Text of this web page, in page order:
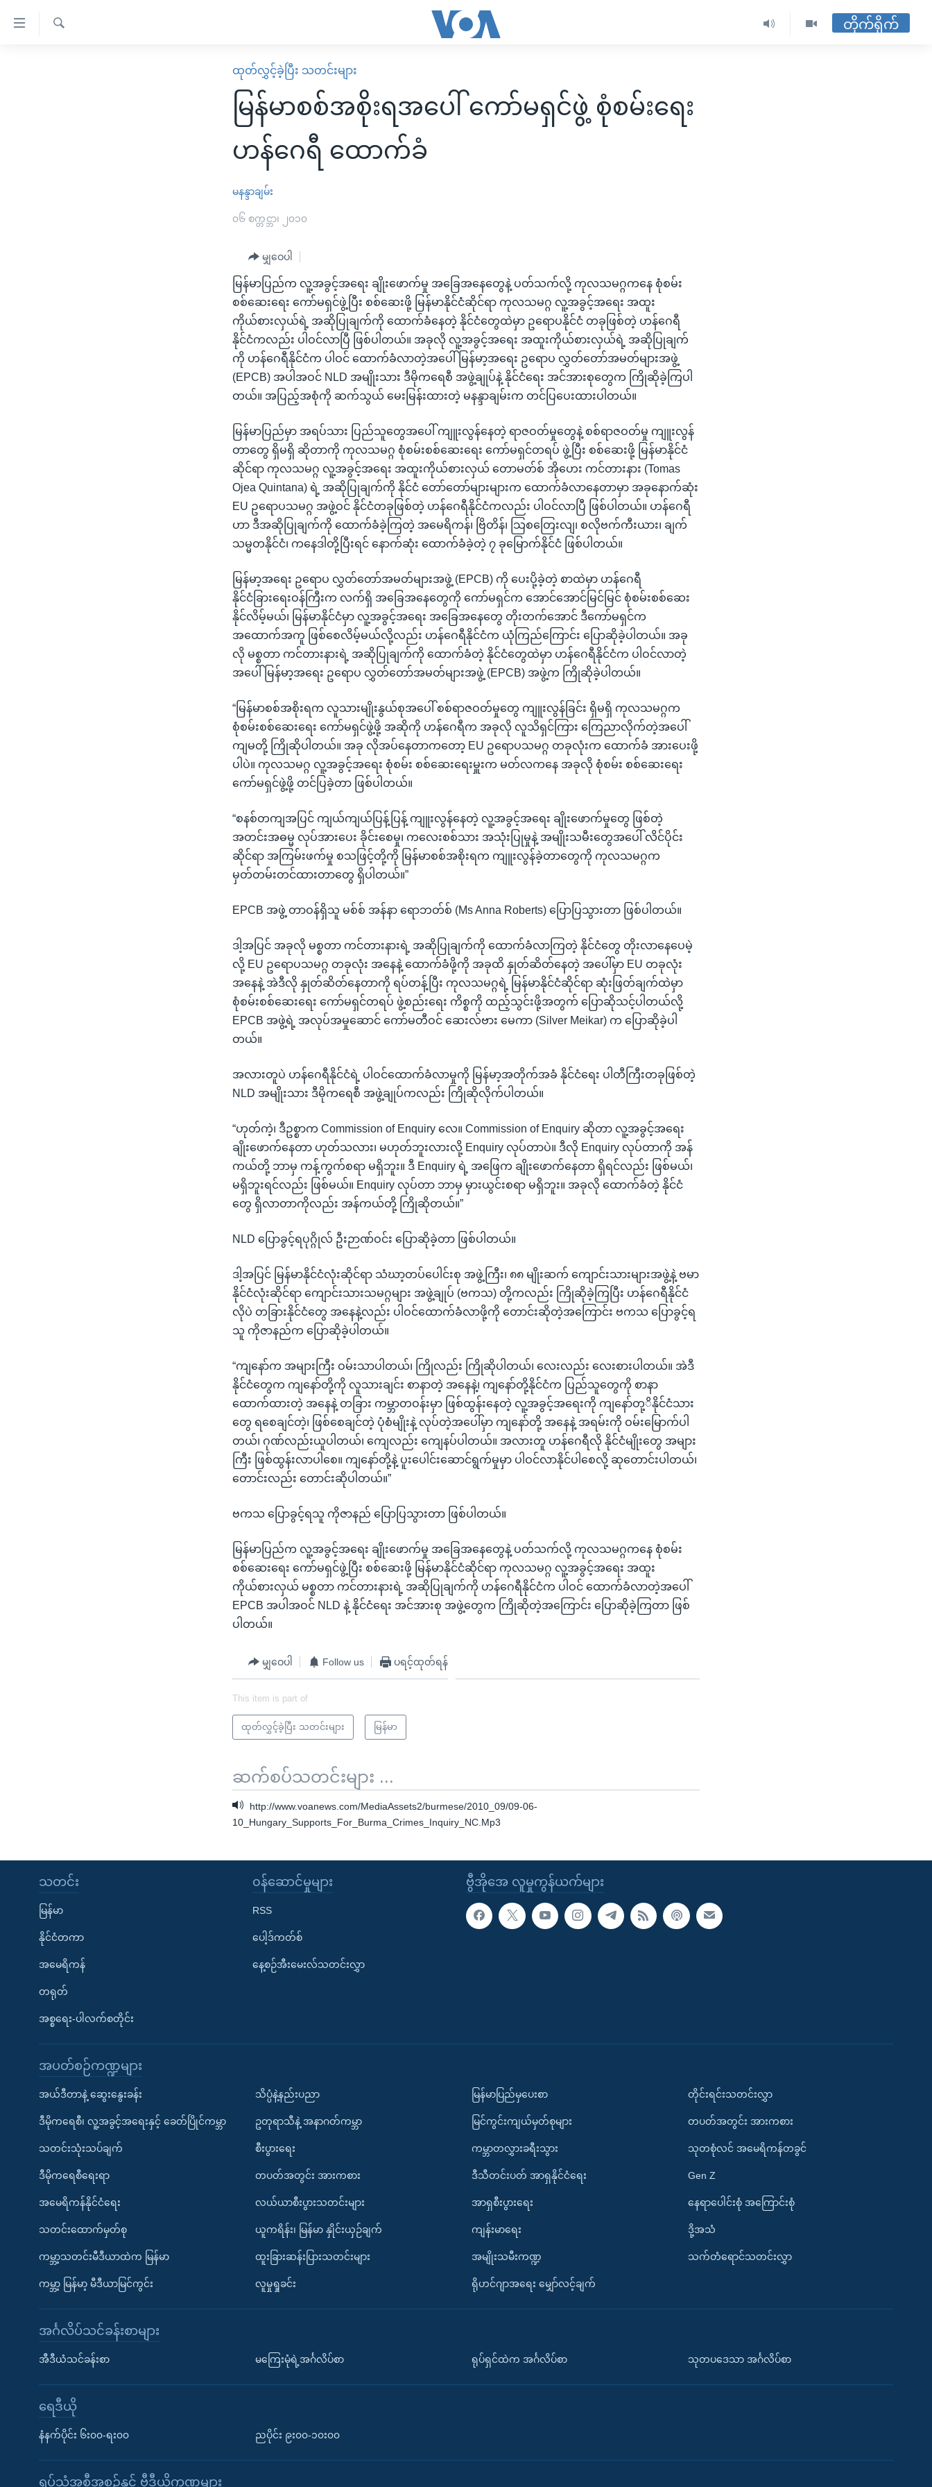
တိုက်ရိုက်
ထုတ်လွှင့်ခဲ့ပြီး သတင်းများ
မြန်မာစစ်အစိုးရအပေါ် ကော်မရှင်ဖွဲ့ စုံစမ်းရေး
ဟန်ဂေရီ ထောက်ခံ
မနန္ဒာချမ်း
၀၆ စက္တင္ဘာ၊ ၂၀၁၀
မျှဝေပါ
မြန်မာပြည်က လူ့အခွင့်အရေး ချိုးဖောက်မှု အခြေအနေတွေနဲ့ ပတ်သက်လို့ ကုလသမဂ္ဂကနေ စုံစမ်း
စစ်ဆေးရေး ကော်မရှင်ဖွဲ့ပြီး စစ်ဆေးဖို့ မြန်မာနိုင်ငံဆိုင်ရာ ကုလသမဂ္ဂ လူ့အခွင့်အရေး အထူး
ကိုယ်စားလှယ်ရဲ့ အဆိုပြုချက်ကို ထောက်ခံနေတဲ့ နိုင်ငံတွေထဲမှာ ဥရောပနိုင်ငံ တခုဖြစ်တဲ့ ဟန်ဂေရီ
နိုင်ငံကလည်း ပါဝင်လာပြီ ဖြစ်ပါတယ်။ အခုလို လူ့အခွင့်အရေး အထူးကိုယ်စားလှယ်ရဲ့ အဆိုပြုချက်
ကို ဟန်ဂေရီနိုင်ငံက ပါဝင် ထောက်ခံလာတဲ့အပေါ် မြန်မာ့အရေး ဥရောပ လွှတ်တော်အမတ်များအဖွဲ့
(EPCB) အပါအဝင် NLD အမျိုးသား ဒီမိုကရေစီ အဖွဲ့ချုပ်နဲ့ နိုင်ငံရေး အင်အားစုတွေက ကြိုဆိုခဲ့ကြပါ
တယ်။ အပြည့်အစုံကို ဆက်သွယ် မေးမြန်းထားတဲ့ မနန္ဒာချမ်းက တင်ပြပေးထားပါတယ်။
မြန်မာပြည်မှာ အရပ်သား ပြည်သူတွေအပေါ် ကျူးလွန်နေတဲ့ ရာဇဝတ်မှုတွေနဲ့ စစ်ရာဇဝတ်မှု ကျူးလွန်
တာတွေ ရှိမရှိ ဆိုတာကို ကုလသမဂ္ဂ စုံစမ်းစစ်ဆေးရေး ကော်မရှင်တရပ် ဖွဲ့ပြီး စစ်ဆေးဖို့ မြန်မာနိုင်ငံ
ဆိုင်ရာ ကုလသမဂ္ဂ လူ့အခွင့်အရေး အထူးကိုယ်စားလှယ် တောမတ်စ် အိုဟေး ကင်တားနား (Tomas
Ojea Quintana) ရဲ့ အဆိုပြုချက်ကို နိုင်ငံ တော်တော်များများက ထောက်ခံလာနေတာမှာ အခုနောက်ဆုံး
EU ဥရောပသမဂ္ဂ အဖွဲ့ဝင် နိုင်ငံတခုဖြစ်တဲ့ ဟန်ဂေရီနိုင်ငံကလည်း ပါဝင်လာပြီ ဖြစ်ပါတယ်။ ဟန်ဂေရီ
ဟာ ဒီအဆိုပြုချက်ကို ထောက်ခံခဲ့ကြတဲ့ အမေရိကန်၊ ဗြိတိန်၊ သြစတြေးလျ၊ စလိုဗက်ကီးယား၊ ချက်
သမ္မတနိုင်ငံ၊ ကနေဒါတို့ပြီးရင် နောက်ဆုံး ထောက်ခံခဲ့တဲ့ ၇ ခုမြောက်နိုင်ငံ ဖြစ်ပါတယ်။
မြန်မာ့အရေး ဥရောပ လွှတ်တော်အမတ်များအဖွဲ့ (EPCB) ကို ပေးပို့ခဲ့တဲ့ စာထဲမှာ ဟန်ဂေရီ
နိုင်ငံခြားရေးဝန်ကြီးက လက်ရှိ အခြေအနေတွေကို ကော်မရှင်က အောင်အောင်မြင်မြင် စုံစမ်းစစ်ဆေး
နိုင်လိမ့်မယ်၊ မြန်မာနိုင်ငံမှာ လူ့အခွင့်အရေး အခြေအနေတွေ တိုးတက်အောင် ဒီကော်မရှင်က
အထောက်အကူ ဖြစ်စေလိမ့်မယ်လို့လည်း ဟန်ဂေရီနိုင်ငံက ယုံကြည်ကြောင်း ပြောဆိုခဲ့ပါတယ်။ အခု
လို မစ္စတာ ကင်တားနားရဲ့ အဆိုပြုချက်ကို ထောက်ခံတဲ့ နိုင်ငံတွေထဲမှာ ဟန်ဂေရီနိုင်ငံက ပါဝင်လာတဲ့
အပေါ် မြန်မာ့အရေး ဥရောပ လွှတ်တော်အမတ်များအဖွဲ့ (EPCB) အဖွဲ့က ကြိုဆိုခဲ့ပါတယ်။
“မြန်မာစစ်အစိုးရက လူသားမျိုးနွယ်စုအပေါ် စစ်ရာဇဝတ်မှုတွေ ကျူးလွန်ခြင်း ရှိမရှိ ကုလသမဂ္ဂက
စုံစမ်းစစ်ဆေးရေး ကော်မရှင်ဖွဲ့ဖို့ အဆိုကို ဟန်ဂေရီက အခုလို လူသိရှင်ကြား ကြေညာလိုက်တဲ့အပေါ်
ကျမတို့ ကြိုဆိုပါတယ်။ အခု လိုအပ်နေတာကတော့ EU ဥရောပသမဂ္ဂ တခုလုံးက ထောက်ခံ အားပေးဖို့
ပါပဲ။ ကုလသမဂ္ဂ လူ့အခွင့်အရေး စုံစမ်း စစ်ဆေးရေးမှူးက မတ်လကနေ အခုလို စုံစမ်း စစ်ဆေးရေး
ကော်မရှင်ဖွဲ့ဖို့ တင်ပြခဲ့တာ ဖြစ်ပါတယ်။
“စနစ်တကျအပြင် ကျယ်ကျယ်ပြန့်ပြန့် ကျူးလွန်နေတဲ့ လူ့အခွင့်အရေး ချိုးဖောက်မှုတွေ ဖြစ်တဲ့
အတင်းအဓမ္မ လုပ်အားပေး ခိုင်းစေမှု၊ ကလေးစစ်သား အသုံးပြုမှုနဲ့ အမျိုးသမီးတွေအပေါ် လိင်ပိုင်း
ဆိုင်ရာ အကြမ်းဖက်မှု စသဖြင့်တို့ကို မြန်မာစစ်အစိုးရက ကျူးလွန်ခဲ့တာတွေကို ကုလသမဂ္ဂက
မှတ်တမ်းတင်ထားတာတွေ ရှိပါတယ်။”
EPCB အဖွဲ့ တာဝန်ရှိသူ မစ်စ် အန်နာ ရောဘတ်စ် (Ms Anna Roberts) ပြောပြသွားတာ ဖြစ်ပါတယ်။
ဒါ့အပြင် အခုလို မစ္စတာ ကင်တားနားရဲ့ အဆိုပြုချက်ကို ထောက်ခံလာကြတဲ့ နိုင်ငံတွေ တိုးလာနေပေမဲ့
လို့ EU ဥရောပသမဂ္ဂ တခုလုံး အနေနဲ့ ထောက်ခံဖို့ကို အခုထိ နှုတ်ဆိတ်နေတဲ့ အပေါ်မှာ EU တခုလုံး
အနေနဲ့ အဲဒီလို နှုတ်ဆိတ်နေတာကို ရပ်တန့်ပြီး ကုလသမဂ္ဂရဲ့ မြန်မာနိုင်ငံဆိုင်ရာ ဆုံးဖြတ်ချက်ထဲမှာ
စုံစမ်းစစ်ဆေးရေး ကော်မရှင်တရပ် ဖွဲ့စည်းရေး ကိစ္စကို ထည့်သွင်းဖို့အတွက် ပြောဆိုသင့်ပါတယ်လို့
EPCB အဖွဲ့ရဲ့ အလုပ်အမှုဆောင် ကော်မတီဝင် ဆေးလ်ဗား မေကာ (Silver Meikar) က ပြောဆိုခဲ့ပါ
တယ်။
အလားတူပဲ ဟန်ဂေရီနိုင်ငံရဲ့ ပါဝင်ထောက်ခံလာမှုကို မြန်မာ့အတိုက်အခံ နိုင်ငံရေး ပါတီကြီးတခုဖြစ်တဲ့
NLD အမျိုးသား ဒီမိုကရေစီ အဖွဲ့ချုပ်ကလည်း ကြိုဆိုလိုက်ပါတယ်။
“ဟုတ်ကဲ့၊ ဒီဥစ္စာက Commission of Enquiry လေ။ Commission of Enquiry ဆိုတာ လူ့အခွင့်အရေး
ချိုးဖောက်နေတာ ဟုတ်သလား၊ မဟုတ်ဘူးလားလို့ Enquiry လုပ်တာပဲ။ ဒီလို Enquiry လုပ်တာကို အန်
ကယ်တို့ ဘာမှ ကန့်ကွက်စရာ မရှိဘူး။ ဒီ Enquiry ရဲ့ အဖြေက ချိုးဖောက်နေတာ ရှိရင်လည်း ဖြစ်မယ်၊
မရှိဘူးရင်လည်း ဖြစ်မယ်။ Enquiry လုပ်တာ ဘာမှ မှားယွင်းစရာ မရှိဘူး။ အခုလို ထောက်ခံတဲ့ နိုင်ငံ
တွေ ရှိလာတာကိုလည်း အန်ကယ်တို့ ကြိုဆိုတယ်။”
NLD ပြောခွင့်ရပုဂ္ဂိုလ် ဦးဉာဏ်ဝင်း ပြောဆိုခဲ့တာ ဖြစ်ပါတယ်။
ဒါ့အပြင် မြန်မာနိုင်ငံလုံးဆိုင်ရာ သံဃာ့တပ်ပေါင်းစု အဖွဲ့ကြီး၊ ၈၈ မျိုးဆက် ကျောင်းသားများအဖွဲ့နဲ့ ဗမာ
နိုင်ငံလုံးဆိုင်ရာ ကျောင်းသားသမဂ္ဂများ အဖွဲ့ချုပ် (ဗကသ) တို့ကလည်း ကြိုဆိုခဲ့ကြပြီး ဟန်ဂေရီနိုင်ငံ
လိုပဲ တခြားနိုင်ငံတွေ အနေနဲ့လည်း ပါဝင်ထောက်ခံလာဖို့ကို တောင်းဆိုတဲ့အကြောင်း ဗကသ ပြောခွင့်ရ
သူ ကိုဇာနည်က ပြောဆိုခဲ့ပါတယ်။
“ကျနော်က အများကြီး ဝမ်းသာပါတယ်၊ ကြိုလည်း ကြိုဆိုပါတယ်၊ လေးလည်း လေးစားပါတယ်။ အဲဒီ
နိုင်ငံတွေက ကျနော်တို့ကို လူသားချင်း စာနာတဲ့ အနေနဲ့၊ ကျနော်တို့နိုင်ငံက ပြည်သူတွေကို စာနာ
ထောက်ထားတဲ့ အနေနဲ့ တခြား ကမ္ဘာတဝန်းမှာ ဖြစ်ထွန်းနေတဲ့ လူ့အခွင့်အရေးကို ကျနော်တု့ိနိုင်ငံသား
တွေ ရစေချင်တဲ့၊ ဖြစ်စေချင်တဲ့ ပုံစံမျိုးနဲ့ လုပ်တဲ့အပေါ်မှာ ကျနော်တို့ အနေနဲ့ အရမ်းကို ဝမ်းမြောက်ပါ
တယ်၊ ဂုဏ်လည်းယူပါတယ်၊ ကျေလည်း ကျေနပ်ပါတယ်။ အလားတူ ဟန်ဂေရီလို နိုင်ငံမျိုးတွေ အများ
ကြီး ဖြစ်ထွန်းလာပါစေ။ ကျနော်တို့နဲ့ ပူးပေါင်းဆောင်ရွက်မှုမှာ ပါဝင်လာနိုင်ပါစေလို့ ဆုတောင်းပါတယ်၊
တောင်းလည်း တောင်းဆိုပါတယ်။”
ဗကသ ပြောခွင့်ရသူ ကိုဇာနည် ပြောပြသွားတာ ဖြစ်ပါတယ်။
မြန်မာပြည်က လူ့အခွင့်အရေး ချိုးဖောက်မှု အခြေအနေတွေနဲ့ ပတ်သက်လို့ ကုလသမဂ္ဂကနေ စုံစမ်း
စစ်ဆေးရေး ကော်မရှင်ဖွဲ့ပြီး စစ်ဆေးဖို့ မြန်မာနိုင်ငံဆိုင်ရာ ကုလသမဂ္ဂ လူ့အခွင့်အရေး အထူး
ကိုယ်စားလှယ် မစ္စတာ ကင်တားနားရဲ့ အဆိုပြုချက်ကို ဟန်ဂေရီနိုင်ငံက ပါဝင် ထောက်ခံလာတဲ့အပေါ်
EPCB အပါအဝင် NLD နဲ့ နိုင်ငံရေး အင်အားစု အဖွဲ့တွေက ကြိုဆိုတဲ့အကြောင်း ပြောဆိုခဲ့ကြတာ ဖြစ်
ပါတယ်။
မျှဝေပါ Follow us ပရင့်ထုတ်ရန်
This item is part of
ထုတ်လွှင့်ခဲ့ပြီး သတင်းများ မြန်မာ
ဆက်စပ်သတင်းများ ...
http://www.voanews.com/MediaAssets2/burmese/2010_09/09-06-
10_Hungary_Supports_For_Burma_Crimes_Inquiry_NC.Mp3
ဗွီအိုအေ လူမှုကွန်ယက်များ
သတင်း
မြန်မာ
နိုင်ငံတကာ
အမေရိကန်
တရုတ်
အစ္စရေး-ပါလက်စတိုင်း
၀န်ဆောင်မှုများ
RSS
ပေါ့ဒ်ကတ်စ်
နေ့စဉ်အီးမေးလ်သတင်းလွှာ
အပတ်စဉ်ကဏ္ဍများ
အယ်ဒီတာနဲ့ ဆွေးနွေးခန်း
ဒီမိုကရေစီ၊ လူ့အခွင့်အရေးနှင့် ခေတ်ပြိုင်ကမ္ဘာ
သတင်းသုံးသပ်ချက်
ဒီမိုကရေစီရေးရာ
အမေရိကန်နိုင်ငံရေး
သတင်းထောက်မှတ်စု
ကမ္ဘာ့သတင်းမီဒီယာထဲက မြန်မာ
ကမ္ဘာ့ မြန်မာ့ မီဒီယာမြင်ကွင်း
သိပ္ပံနဲ့နည်းပညာ
ဥတုရာသီနဲ့ အနာဂတ်ကမ္ဘာ
စီးပွားရေး
တပတ်အတွင်း အားကစား
လယ်ယာစီးပွားသတင်းများ
ယူကရိန်း၊ မြန်မာ နှိုင်းယှဉ်ချက်
ထူးခြားဆန်းပြားသတင်းများ
လူမှုရှုခင်း
မြန်မာပြည်မှပေးစာ
မြင်ကွင်းကျယ်မှတ်စုများ
ကမ္ဘာတလွှားခရီးသွား
ဒီသီတင်းပတ် အာရှနိုင်ငံရေး
အာရှစီးပွားရေး
ကျန်းမာရေး
အမျိုးသမီးကဏ္ဍ
ရိုဟင်ဂျာအရေး မျှော်လင့်ချက်
တိုင်းရင်းသတင်းလွှာ
တပတ်အတွင်း အားကစား
သုတစုံလင် အမေရိကန်တခွင်
Gen Z
နေရာပေါင်းစုံ အကြောင်းစုံ
ဒို့အသံ
သက်တံရောင်သတင်းလွှာ
အင်္ဂလိပ်သင်ခန်းစာများ
အီဒီယံသင်ခန်းစာ မကြေးမုံရဲ့အင်္ဂလိပ်စာ ရုပ်ရှင်ထဲက အင်္ဂလိပ်စာ သုတပဒေသာ အင်္ဂလိပ်စာ
ရေဒီယို
နံနက်ပိုင်း ၆း၀၀-ရး၀၀ ညပိုင်း ၉း၀၀-၁၀း၀၀
ရုပ်သံအစီအစဉ်နှင့် ဗွီဒီယိုကဏ္ဍများ